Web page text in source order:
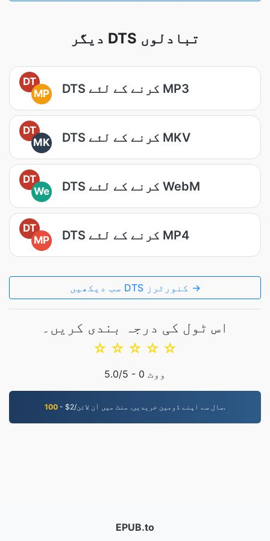
دیگر DTS تبادلوں
DT
MP
DTS کرنے کے لئے MP3
DT
MK
DTS کرنے کے لئے MKV
DT
We
DTS کرنے کے لئے WebM
DT
MP
DTS کرنے کے لئے MP4
سب دیکھیں DTS کنورٹرز →
اس ٹول کی درجہ بندی کریں۔
☆
☆
☆
☆
☆
5.0/5 - 0 ووٹ
100 - $2/سال سے اپنے ڈومین خریدیں. منٹ میں آن لائن.
EPUB.to